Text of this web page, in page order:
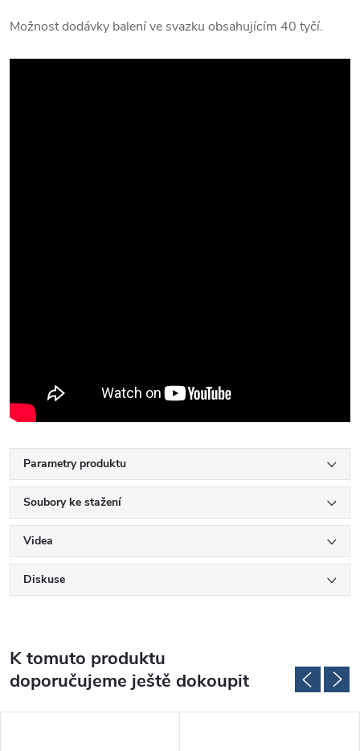
Možnost dodávky balení ve svazku obsahujícím 40 tyčí.
Parametry produktu
Soubory ke stažení
Videa
Diskuse
K tomuto produktu
doporučujeme ještě dokoupit